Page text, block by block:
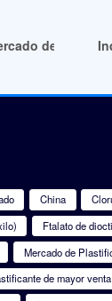
de
China
Ftalato de
Mercado de
de mayor venta